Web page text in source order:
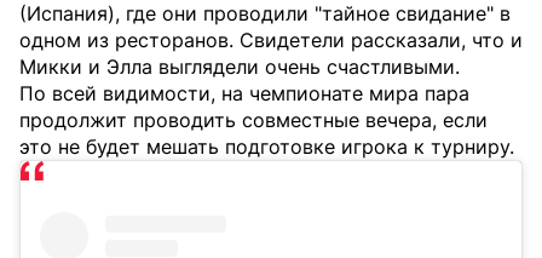
(Испания), где они проводили "тайное свидание" в
одном из ресторанов. Свидетели рассказали, что и
Микки и Элла выглядели очень счастливыми.
По всей видимости, на чемпионате мира пара
продолжит проводить совместные вечера, если
это не будет мешать подготовке игрока к турниру.